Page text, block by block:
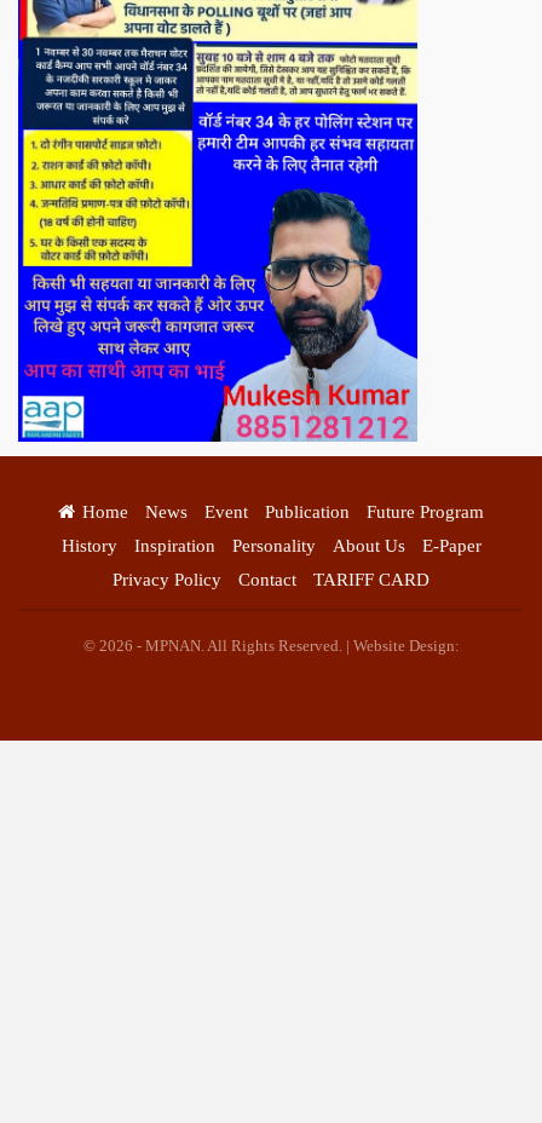
Home News Event Publication
Future Program
History
Inspiration Personality About Us
E-Paper
Privacy Policy
Contact TARIFF CARD
© 2026 - MPNAN. All Rights Reserved. | Website Design: